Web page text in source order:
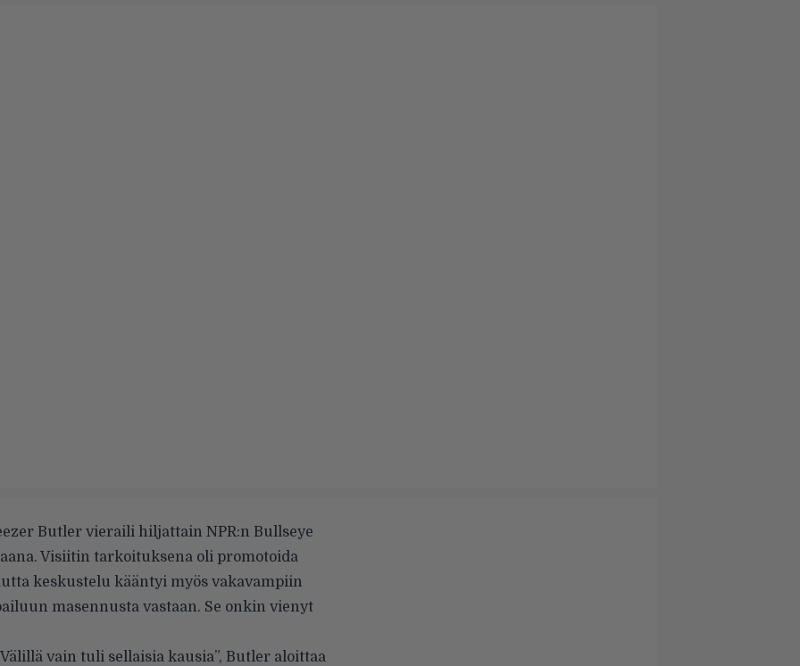
Butler vieraili hiljattain NPR:n Bullseye
Visiitin tarkoituksena oli promotoida
keskustelu kääntyi myös vakavampiin
masennusta vastaan. Se onkin vienyt
vain tuli sellaisia kausia”, Butler aloittaa